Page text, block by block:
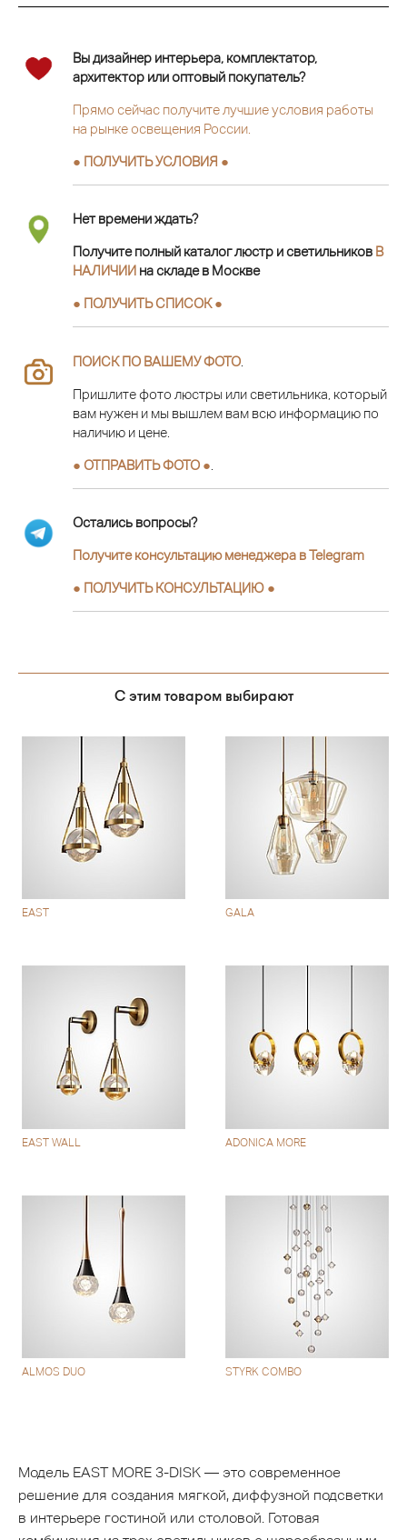
Вы дизайнер интерьера, комплектатор,
архитектор или оптовый покупатель?
Прямо сейчас получите лучшие условия работы
на рынке освещения России.
● ПОЛУЧИТЬ УСЛОВИЯ ●
Нет времени ждать?
Получите полный каталог люстр и светильников В
НАЛИЧИИ на складе в Москве
● ПОЛУЧИТЬ СПИСОК ●
ПОИСК ПО ВАШЕМУ ФОТО
Пришлите фото люстры или светильника, который
вам нужен и мы вышлем вам всю информацию по
наличию и цене.
● ОТПРАВИТЬ ФОТО ●
Остались вопросы?
Получите консультацию менеджера в Telegram
● ПОЛУЧИТЬ КОНСУЛЬТАЦИЮ ●
С этим товаром выбирают
EAST GALA
EAST WALL ADONICA MORE
ALMOS DUO STYRK COMBO
Модель EAST MORE 3-DISK — это современное
решение для создания мягкой, диффузной подсветки
в интерьере гостиной или столовой. Готовая